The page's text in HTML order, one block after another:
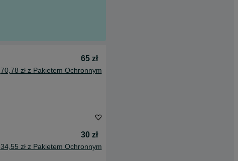
65 zł
70,78 zł z Pakietem Ochronnym
30 zł
34,55 zł z Pakietem Ochronnym